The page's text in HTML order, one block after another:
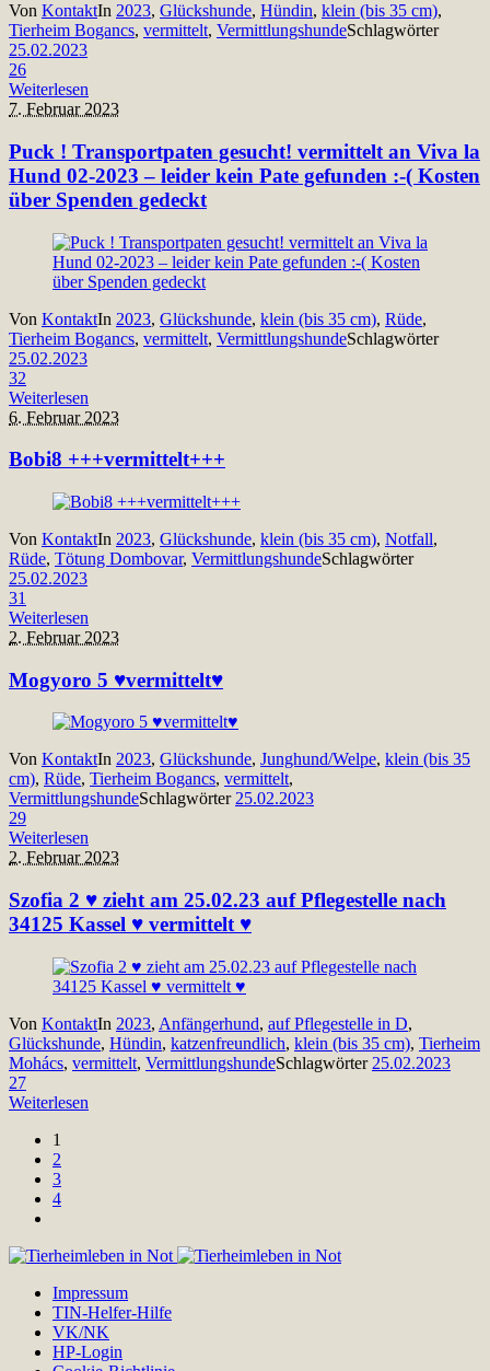
Von KontaktIn 2023, Glückshunde, Hündin, klein (bis 35 cm),
Tierheim Bogancs, vermittelt, VermittlungshundeSchlagwörter
25.02.2023
26
Weiterlesen
7. Februar 2023
Puck ! Transportpaten gesucht! vermittelt an Viva la
Hund 02-2023 – leider kein Pate gefunden :-( Kosten
über Spenden gedeckt
Von KontaktIn 2023, Glückshunde, klein (bis 35 cm), Rüde,
Tierheim Bogancs, vermittelt, VermittlungshundeSchlagwörter
25.02.2023
32
Weiterlesen
6. Februar 2023
Bobi8 +++vermittelt+++
Von KontaktIn 2023, Glückshunde, klein (bis 35 cm), Notfall,
Rüde, Tötung Dombovar, VermittlungshundeSchlagwörter
25.02.2023
31
Weiterlesen
2. Februar 2023
Mogyoro 5 ♥vermittelt♥
Von KontaktIn 2023, Glückshunde, Junghund/Welpe, klein (bis 35
cm), Rüde, Tierheim Bogancs, vermittelt,
VermittlungshundeSchlagwörter 25.02.2023
29
Weiterlesen
2. Februar 2023
Szofia 2 ♥ zieht am 25.02.23 auf Pflegestelle nach
34125 Kassel ♥ vermittelt ♥
Von KontaktIn 2023, Anfängerhund, auf Pflegestelle in D,
Glückshunde, Hündin, katzenfreundlich, klein (bis 35 cm), Tierheim
Mohács, vermittelt, VermittlungshundeSchlagwörter 25.02.2023
27
Weiterlesen
1
2
3
4
Impressum
TIN-Helfer-Hilfe
VK/NK
HP-Login